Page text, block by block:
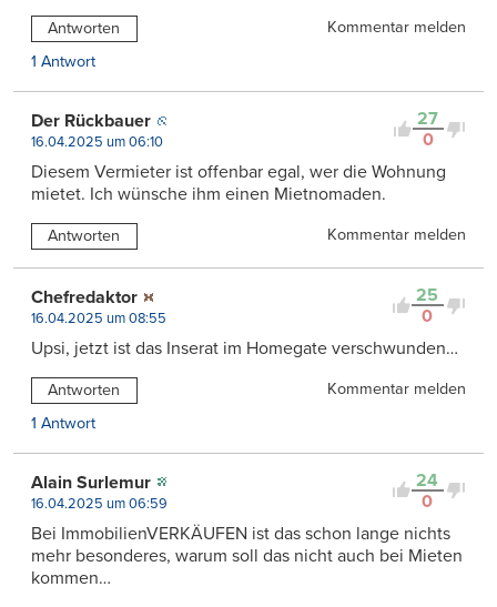
Antworten
Kommentar melden
1 Antwort
27
0
Der Rückbauer
16.04.2025 um 06:10
Diesem Vermieter ist offenbar egal, wer die Wohnung
mietet. Ich wünsche ihm einen Mietnomaden.
Antworten Kommentar melden
25
0
Chefredaktor
16.04.2025 um 08:55
Upsi, jetzt ist das Inserat im Homegate verschwunden…
Antworten
Kommentar melden
1 Antwort
24
0
Alain Surlemur
16.04.2025 um 06:59
Bei ImmobilienVERKÄUFEN ist das schon lange nichts
mehr besonderes, warum soll das nicht auch bei Mieten
kommen…